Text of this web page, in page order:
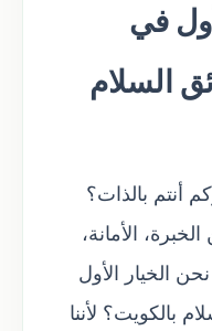
في
السلام
أنتم بالذات؟
الأمانة،
الخيار الأول
بالكويت؟ لأننا